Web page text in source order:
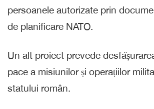
persoanele autorizate prin
de planificare NATO.
Un alt proiect prevede
pace a misiunilor și operațiilor
statului român.